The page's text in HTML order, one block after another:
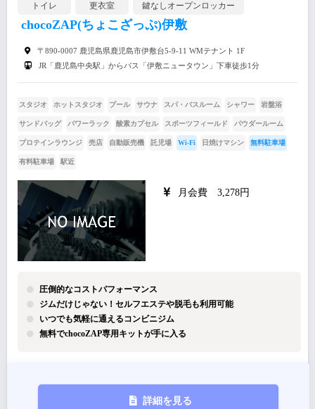
トイレ 更衣室 鍵なしオープンロッカー
chocoZAP(ちょこざっぷ)伊敷
〒890-0007 鹿児島県鹿児島市伊敷台5-9-11 WMテナント 1F
JR「鹿児島中央駅」からバス「伊敷ニュータウン」下車徒歩1分
スタジオ ホットスタジオ プール サウナ スパ・バスルーム シャワー 岩盤浴
サンドバッグ パワーラック 酸素カプセル スポーツフィールド パウダールーム
プロテインラウンジ 売店 自動販売機 託児場 Wi-Fi 日焼けマシン 無料駐車場
有料駐車場 駅近
月会費 3,278円
圧倒的なコストパフォーマンス
ジムだけじゃない！セルフエステや脱毛も利用可能
いつでも気軽に通えるコンビニジム
無料でchocoZAP専用キットが手に入る
詳細を見る